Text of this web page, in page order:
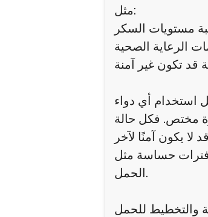
مثل:
مستويات السكر
استخدام أي دواء
مختص. فكل حالة
فترات حساسة مثل
الحمل.
والتخطيط للحمل